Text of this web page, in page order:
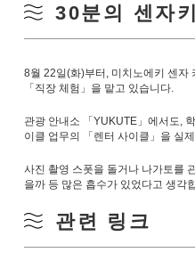
30분의 센자
8월 22일(화)부터, 미치노에키 센자
「직장 체험」을 맡고 있습니다.
관광 안내소 「YUKUTE」에서도,
이클 업무의 「렌터 사이클」을 실
사진 촬영 스폿을 돌거나 나가토를
을까 등 많은 흡수가 있었다고 생각
관련 링크